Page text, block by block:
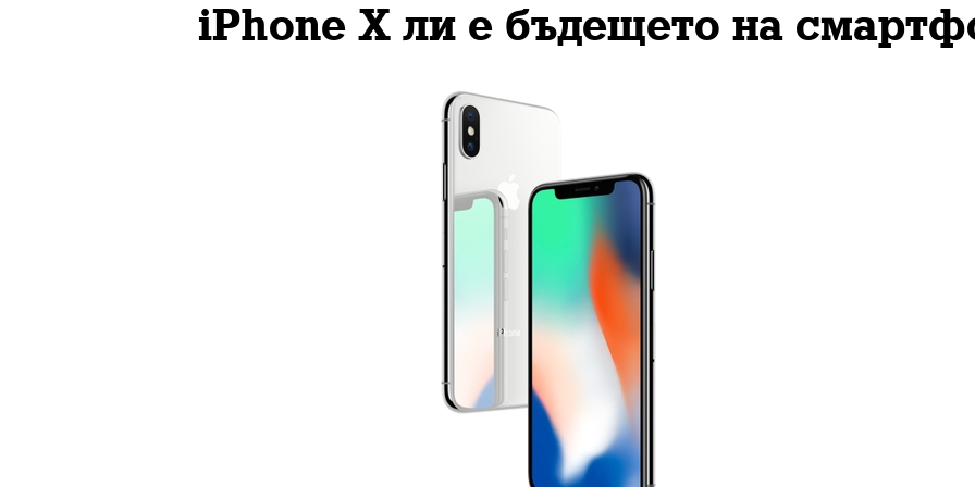
iPhone X ли е бъдещето на